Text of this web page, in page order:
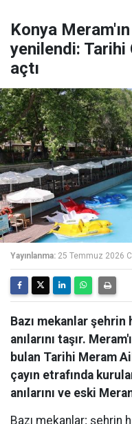
Konya
yenilendi: Tarihi
açtı
Yayınlanma: 25 Temmuz 2026
Bazı mekanlar şehrin
anılarını taşır.
bulan Tarihi Meram
çayın etrafında
anılarını ve eski
Bazı mekanlar; şehrin